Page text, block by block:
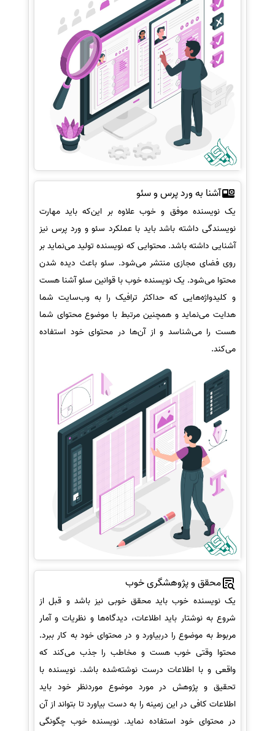
آشنا به ورد پرس و سئو
یک نویسنده موفق و خوب علاوه بر این‌که باید مهارت
نویسندگی داشته باشد باید با عملکرد سئو و ورد پرس نیز
آشنایی داشته باشد. محتوایی که نویسنده تولید می‌نماید بر
روی فضای مجازی منتشر می‌شود. سئو باعث دیده شدن
محتوا می‌شود. یک نویسنده خوب با قوانین سئو آشنا هست
و کلیدواژه‌هایی که حداکثر ترافیک را به وب‌سایت شما
هدایت می‌نماید و همچنین مرتبط با موضوع محتوای شما
هست را می‌شناسد و از آن‌ها در محتوای خود استفاده
می‌کند.
محقق و پژوهشگری خوب
یک نویسنده خوب باید محقق خوبی نیز باشد و قبل از
شروع به نوشتار باید اطلاعات، دیدگاه‌ها و نظریات و آمار
مربوط به موضوع را دربیاورد و در محتوای خود به کار ببرد.
محتوا وقتی خوب هست و مخاطب را جذب می‌کند که
واقعی و با اطلاعات درست نوشته‌شده باشد. نویسنده با
تحقیق و پژوهش در مورد موضوع موردنظر خود باید
اطلاعات کافی در این زمینه را به دست بیاورد تا بتواند از آن
در محتوای خود استفاده نماید. نویسنده خوب چگونگی